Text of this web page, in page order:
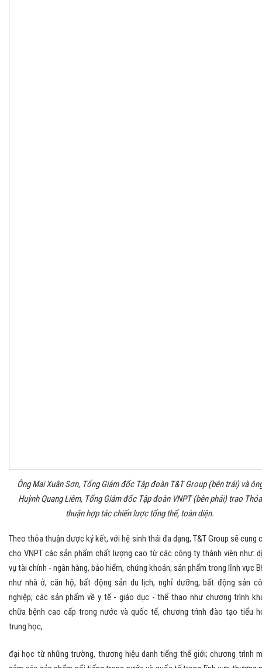
Ông Mai Xuân Sơn, Tổng Giám đốc Tập đoàn T&T Group (bên trái) và
Huỳnh Quang Liêm, Tổng Giám đốc Tập đoàn VNPT (bên phải) trao Thỏa
thuận hợp tác chiến lược tổng thể, toàn diện.
Theo thỏa thuận được ký kết, với hệ sinh thái đa dạng, T&T Group sẽ cung
cho VNPT các sản phẩm chất lượng cao từ các công ty thành viên như:
vụ tài chính - ngân hàng, bảo hiểm, chứng khoán; sản phẩm trong lĩnh vực
như nhà ở, căn hộ, bất động sản du lịch, nghỉ dưỡng, bất động sản
nghiệp; các sản phẩm về y tế - giáo dục - thể thao như chương trình
chữa bệnh cao cấp trong nước và quốc tế, chương trình đào tạo tiểu
trung học,
đại học từ những trường, thương hiệu danh tiếng thế giới; chương trình